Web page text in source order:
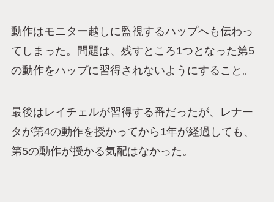
動作はモニター越しに監視するハップへも伝わっ
てしまった。問題は、残すところ1つとなった第5
の動作をハップに習得されないようにすること。
最後はレイチェルが習得する番だったが、レナー
タが第4の動作を授かってから1年が経過しても、
第5の動作が授かる気配はなかった。